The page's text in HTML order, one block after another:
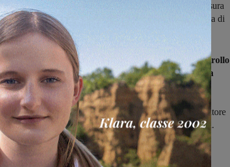
I carabinieri lo hanno scoperto e sottoposto alla misura
dell’obbligo di dimora con permanenza notturna. Si tratta di
albanese di 46 anni.
attività dei carabinieri è scattata da un semplice controllo
effettuato dalla pattuglia del nucleo radiomobile della
di San Giovanni. I militari hanno notato nell'auto
una scheda carburante di tipo aziendale. Il 46enne alla
spiegazioni ha risposto di essere stato incaricato dal datore
di approvvigionare carburante per la giornata successiva.
smentita dal suo ex datore di lavoro che ha anche
averlo licenziato tempo prima per comportamenti
durante il lavoro.